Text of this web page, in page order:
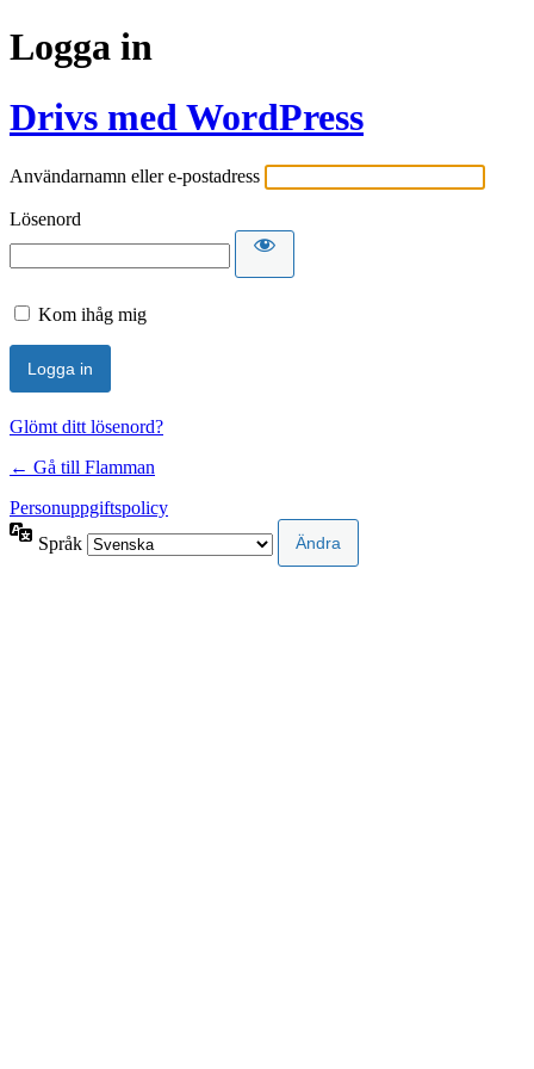
Logga in
Drivs med WordPress
Användarnamn eller e-postadress
Lösenord
Kom ihåg mig
Glömt ditt lösenord?
← Gå till Flamman
Personuppgiftspolicy
Språk